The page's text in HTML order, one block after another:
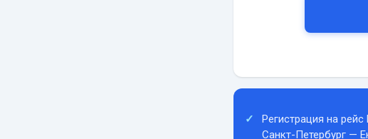
Регистрация на
Санкт-Петербург —